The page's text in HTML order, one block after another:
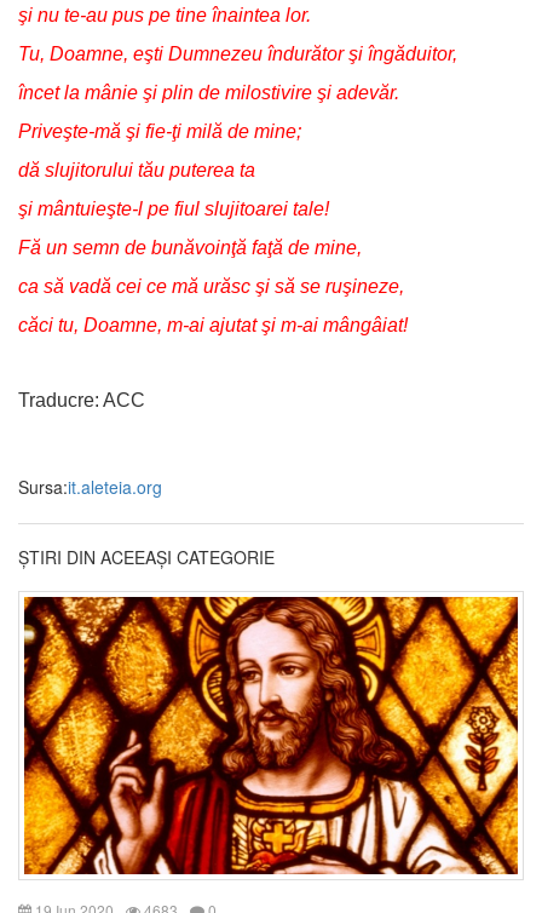
şi nu te-au pus pe tine înaintea lor.
Tu, Doamne, eşti Dumnezeu îndurător şi îngăduitor,
încet la mânie şi plin de milostivire şi adevăr.
Priveşte-mă şi fie-ţi milă de mine;
dă slujitorului tău puterea ta
şi mântuieşte-l pe fiul slujitoarei tale!
Fă un semn de bunăvoinţă faţă de mine,
ca să vadă cei ce mă urăsc şi să se ruşineze,
căci tu, Doamne, m-ai ajutat şi m-ai mângâiat!
Traducre: ACC
Sursa:it.aleteia.org
ȘTIRI DIN ACEEAȘI CATEGORIE